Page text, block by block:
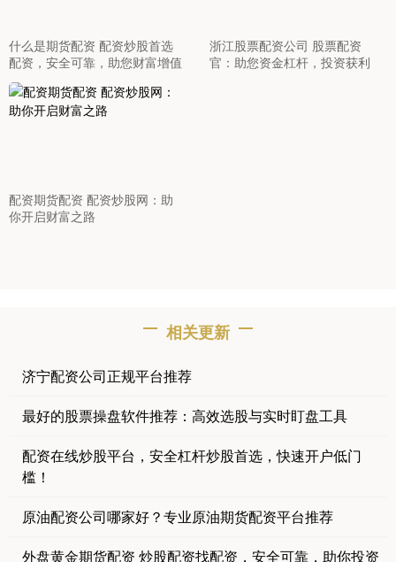
什么是期货配资 配资炒股首选
配资，安全可靠，助您财富增值
浙江股票配资公司 股票配资
官：助您资金杠杆，投资获利
配资期货配资 配资炒股网：助
你开启财富之路
相关更新
济宁配资公司正规平台推荐
最好的股票操盘软件推荐：高效选股与实时盯盘工具
配资在线炒股平台，安全杠杆炒股首选，快速开户低门
槛！
原油配资公司哪家好？专业原油期货配资平台推荐
外盘黄金期货配资 炒股配资找配资，安全可靠，助你投资